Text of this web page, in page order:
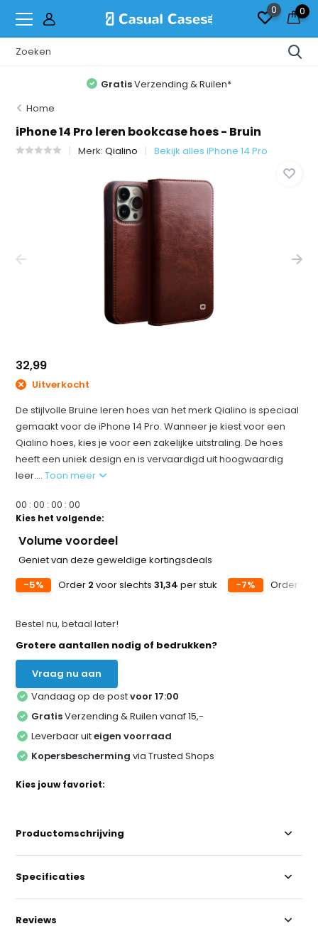
0 0
GratisVerzending & Ruilen*
Home
iPhone 14 Pro leren bookcase hoes - Bruin
Merk:Qialino Bekijk alles iPhone 14 Pro
32,99
Uitverkocht
De stijlvolle Bruine leren hoes van het merk Qialino is speciaal
gemaakt voor de iPhone 14 Pro. Wanneer je kiest voor een
Qialino hoes, kies je voor een zakelijke uitstraling. De hoes
heeft een uniek design en is vervaardigd uit hoogwaardig
leer....Toon meer
00 :00 :00 :00
Kies het volgende:
Volume voordeel
Geniet van deze geweldige kortingsdeals
-5%
Order 2 voor slechts31,34 per stuk -7% Order
Bestel nu, betaal later!
Grotere aantallen nodig of bedrukken?
Vraag nu aan
Vandaag op de postvoor 17:00
GratisVerzending & Ruilen vanaf 15,-
Leverbaar uiteigen voorraad
Kopersbescherming via Trusted Shops
Kies jouw favoriet:
Productomschrijving
Specificaties
Reviews